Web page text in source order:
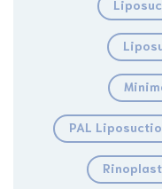
PAL